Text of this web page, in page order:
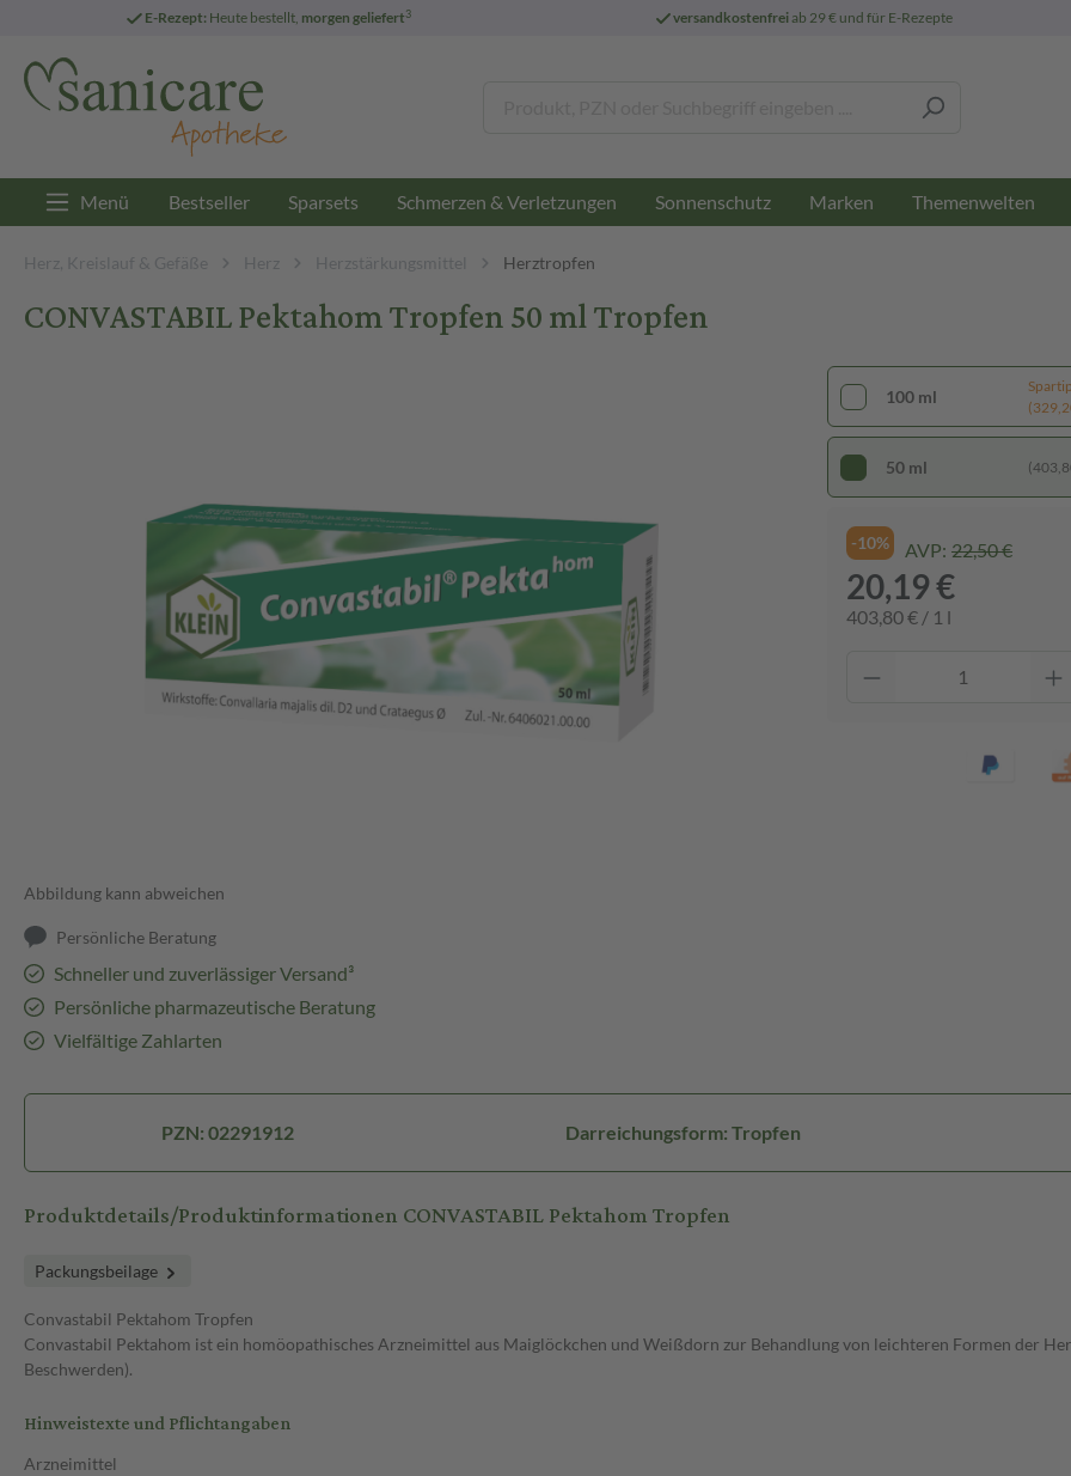
E-Rezept: Heute bestellt, morgen geliefert3 versandkostenfreiab 29 € und für E-Rezepte
Menü Bestseller Sparsets Schmerzen & Verletzungen Sonnenschutz Marken Themenwelten
Herz, Kreislauf & Gefäße Herz Herzstärkungsmittel Herztropfen
CONVASTABIL Pektahom Tropfen 50 ml Tropfen
Abbildung kann abweichen
Persönliche Beratung
Schneller und zuverlässiger Versand³
Persönliche pharmazeutische Beratung
Vielfältige Zahlarten
100 ml
50 ml
-10% AVP: 22,50 €
20,19 €
403,80 € / 1 l
PZN: 02291912 Darreichungsform: Tropfen
Produktdetails/Produktinformationen CONVASTABIL Pektahom Tropfen
Packungsbeilage
Convastabil Pektahom Tropfen
Convastabil Pektahom ist ein homöopathisches Arzneimittel aus Maiglöckchen und Weißdorn zur Behandlung von leichteren Formen der
Beschwerden).
Hinweistexte und Pflichtangaben
Arzneimittel